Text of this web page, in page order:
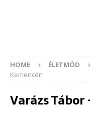
HOME ÉLETMÓD
Kemencén
Varázs Tábor